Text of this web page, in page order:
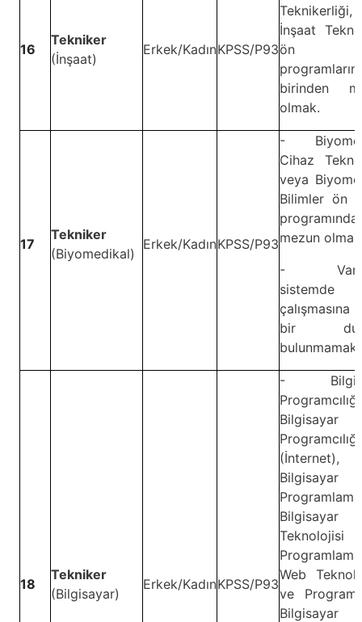
16
Tekniker
(İnşaat)
Erkek/KadınKPSS/P93
Teknikerliği,
İnşaat
ön
birinden
olmak.
17
Tekniker
(Biyomedikal)
Erkek/KadınKPSS/P93
-
Cihaz
veya
Bilimler ön
mezun
-
sistemde
çalışmasına
bir
bulunmamak.
18
Tekniker
(Bilgisayar)
Erkek/KadınKPSS/P93
-
Bilgisayar
Programcılığı
(İnternet),
Bilgisayar
Bilgisayar
Web
ve
Bilgisayar